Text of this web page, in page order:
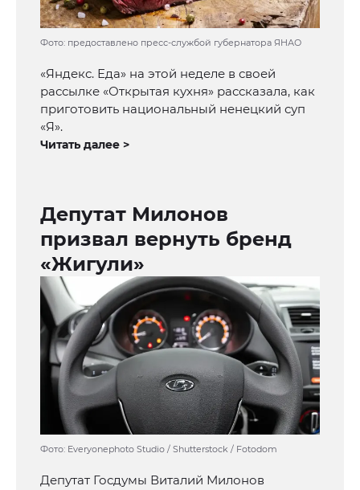
Фото: предоставлено пресс-службой губернатора ЯНАО
«Яндекс. Еда» на этой неделе в своей
рассылке «Открытая кухня» рассказала, как
приготовить национальный ненецкий суп
«Я».
Читать далее >
Депутат Милонов
призвал вернуть бренд
«Жигули»
Фото: Everyonephoto Studio / Shutterstock / Fotodom
Депутат Госдумы Виталий Милонов